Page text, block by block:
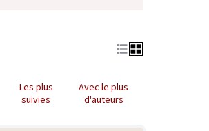
Les plus
suivies
Avec le plus
d'auteurs